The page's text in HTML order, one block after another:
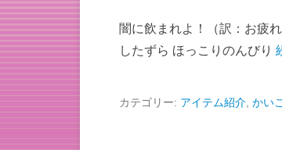
闇に飲まれよ！（訳：お疲
したずら ほっこりのんびり
カテゴリー: アイテム紹介 かい